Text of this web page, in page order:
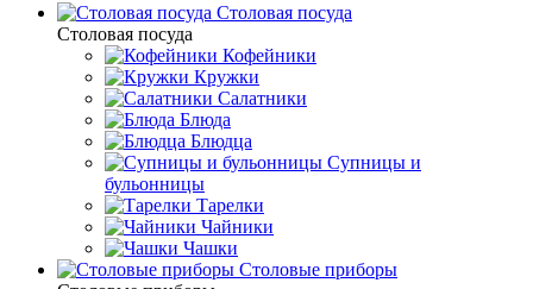
Столовая посуда
Столовая посуда
Кофейники
Кружки
Салатники
Блюда
Блюдца
Супницы и
бульонницы
Тарелки
Чайники
Чашки
Cтоловые приборы